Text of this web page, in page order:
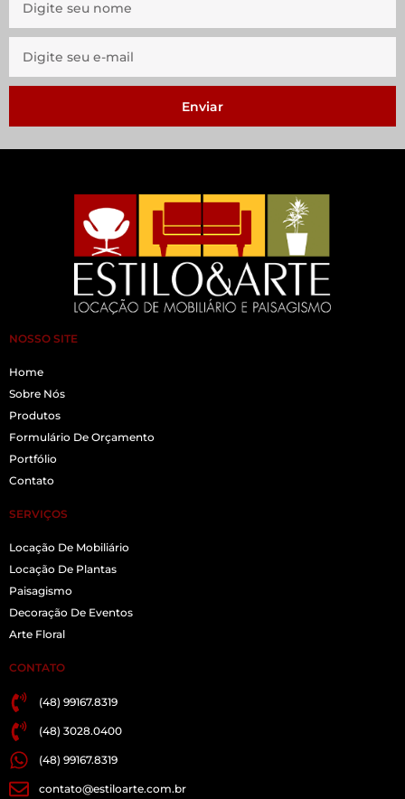
Enviar
NOSSO SITE
Home
Sobre Nós
Produtos
Formulário De Orçamento
Portfólio
Contato
SERVIÇOS
Locação De Mobiliário
Locação De Plantas
Paisagismo
Decoração De Eventos
Arte Floral
CONTATO
(48) 99167.8319
(48) 3028.0400
(48) 99167.8319
contato@estiloarte.com.br